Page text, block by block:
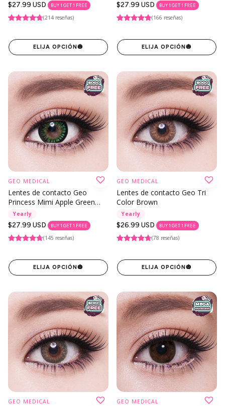
Precio
regular
$27.99 USD BUY 1 GET 1 FREE
(214 reseñas)
ELIJA OPCIÓN 🎃
Precio
regular
$27.99 USD BUY 1 GET 1 FREE
(166 reseñas)
ELIJA OPCIÓN 🎃
GEO MEDICAL
Lentes de contacto Geo
Princess Mimi Apple Green
(serie Bambi)
Yearly
Precio
regular
$27.99 USD BUY 1 GET 1 FREE
(145 reseñas)
ELIJA OPCIÓN🎃
GEO MEDICAL
Lentes de contacto Geo Tri
Color Brown
Yearly
Precio
regular
$26.99 USD BUY 1 GET 1 FREE
(78 reseñas)
ELIJA OPCIÓN🎃
GEO MEDICAL GEO MEDICAL